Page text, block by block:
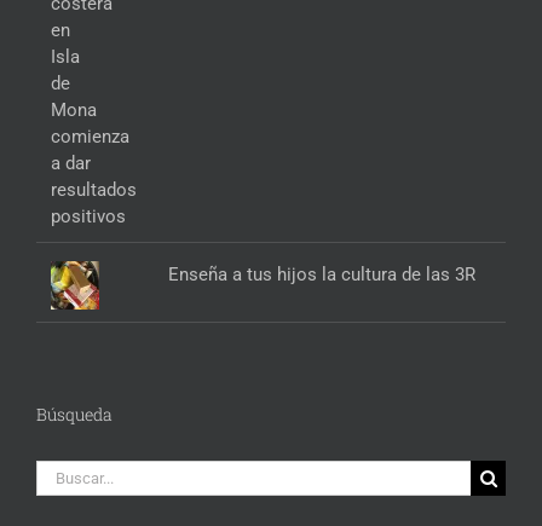
Enseña a tus hijos la cultura de las 3R
Búsqueda
Buscar: